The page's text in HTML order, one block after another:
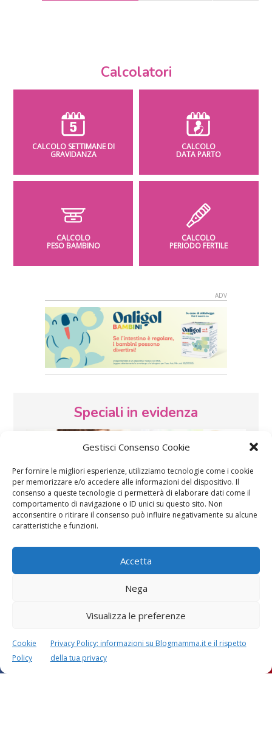
Gestisci Consenso Cookie
Per fornire le migliori esperienze, utilizziamo tecnologie come i cookie
per memorizzare e/o accedere alle informazioni del dispositivo. Il
consenso a queste tecnologie ci permetterà di elaborare dati come il
comportamento di navigazione o ID unici su questo sito. Non
acconsentire o ritirare il consenso può influire negativamente su alcune
caratteristiche e funzioni.
Accetta
Nega
Visualizza le preferenze
Cookie
Policy
Privacy Policy: informazioni su Blogmamma.it e il rispetto
della tua privacy
Calcolatori
CALCOLO SETTIMANE DI
GRAVIDANZA
CALCOLO
DATA PARTO
CALCOLO
PESO BAMBINO
CALCOLO
PERIODO FERTILE
Speciali in evidenza
Vaccini SOS Pediatra
Festa della mamma:
d’auguri, filastrocche
Le settimane di